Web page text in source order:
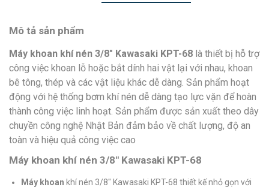
Mô tả sản phẩm
Máy khoan khí nén 3/8″ Kawasaki KPT-68 là thiết bị hỗ trợ
công việc khoan lỗ hoặc bắt dính hai vật lại với nhau, khoan
bê tông, thép và các vật liệu khác dễ dàng. Sản phẩm hoạt
động với hệ thống bơm khí nén dễ dàng tạo lực vặn để hoàn
thành công việc linh hoạt. Sản phẩm được sản xuất theo dây
chuyền công nghệ Nhật Bản đảm bảo về chất lượng, độ an
toàn và hiệu quả công việc cao
Máy khoan khí nén 3/8″ Kawasaki KPT-68
Máy khoan khí nén 3/8″ Kawasaki KPT-68 thiết kế nhỏ gọn với